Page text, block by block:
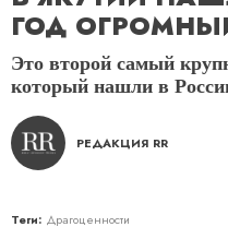
ГОД
Это второй самый
который нашли в
РЕДАКЦИЯ RR
Теги: Драгоценности